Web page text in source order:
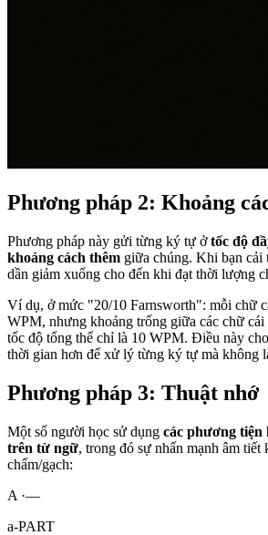
Phương pháp 2: Khoảng
Phương pháp này gửi từng ký tự ởtốc độ
khoảng cách thêm giữa chúng. Khi bạn cải
dần giảm xuống cho đến khi đạt thời lượng
Ví dụ, ở mức "20/10 Farnsworth": mỗi chữ
WPM, nhưng khoảng trống giữa các chữ
tốc độ tổng thể chỉ là 10 WPM. Điều này
thời gian hơn để xử lý từng ký tự mà không
Phương pháp 3: Thuật nhớ
Một số người học sử dụng các phương
trên từ ngữ, trong đó sự nhấn mạnh âm tiết
chấm/gạch:
A ·—
a-PART